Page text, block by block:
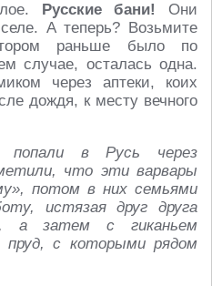
Русские бани!
Они
А теперь? Возьмите
раньше было по
случае, осталась одна.
через аптеки, коих
дождя, к месту вечного
попали в Русь через
что эти варвары
потом в них семьями
истязая друг друга
а затем с гиканьем
пруд, с которыми рядом